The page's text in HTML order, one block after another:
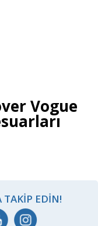
Vogue
TAKIP EDIN!